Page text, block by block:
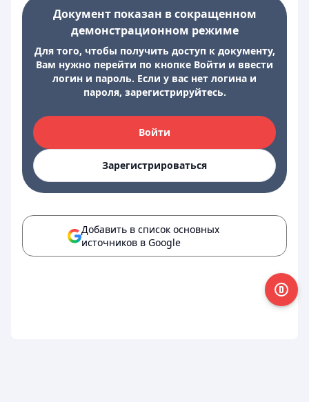
Документ показан в сокращенном
демонстрационном режиме
Для того, чтобы получить доступ к документу,
Вам нужно перейти по кнопке Войти и ввести
логин и пароль. Если у вас нет логина и
пароля, зарегистрируйтесь.
Войти
Зарегистрироваться
Добавить в список основных
источников в Google